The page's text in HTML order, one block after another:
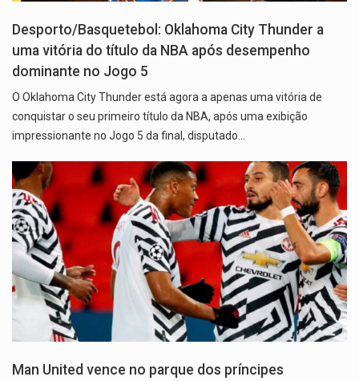
Desporto/Basquetebol: Oklahoma City Thunder a
uma vitória do título da NBA após desempenho
dominante no Jogo 5
O Oklahoma City Thunder está agora a apenas uma vitória de
conquistar o seu primeiro título da NBA, após uma exibição
impressionante no Jogo 5 da final, disputado…
Man United vence no parque dos príncipes